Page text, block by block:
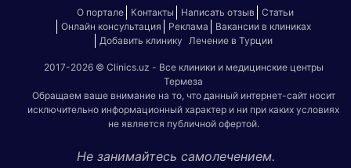
О портале Контакты Написать отзыв
Статьи
Онлайн консультация
Реклама
Вакансии в клиниках
Добавить клинику Лечение в Турции
2017-2026 © Clinics.uz - Все клиники и медицинские центры
Термеза
Обращаем ваше внимание на то, что данный интернет-сайт носит
исключительно информационный характер и ни при каких условиях
не является публичной офертой.
Не занимайтесь самолечением.